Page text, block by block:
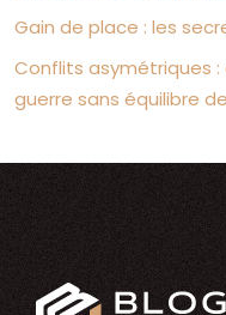
Gain de place : les
Conflits asymétriques :
guerre sans équilibre